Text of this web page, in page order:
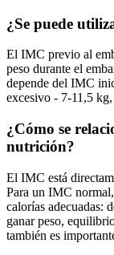
¿Se puede
El IMC previo al
peso durante el
depende del IMC
excesivo - 7-11,5
¿Cómo se
nutrición?
El IMC está
Para un IMC
calorías adecuadas:
ganar peso,
también es